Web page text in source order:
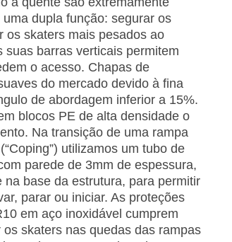
dupla função: se­gurar os
os skaters mais pesados ao
suas barras verticais permitem
o acesso. Chapas de
do mercado devido à fina
de abordagem inferior a 15%.
blocos PE de alta densidade o
Na transição de uma rampa
utilizamos um tubo de
parede de 3mm de espessura,
base da estrutura, para permitir
parar ou iniciar. As proteções
em aço inoxidável cumprem
skaters nas quedas das rampas